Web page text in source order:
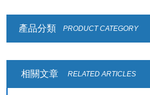
產品分類 PRODUCT CATEGORY
相關文章 RELATED ARTICLES